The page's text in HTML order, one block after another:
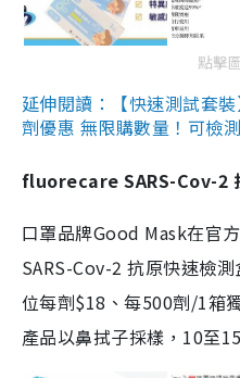
點擊
延伸閱讀：【快速測試套
劑優惠 無限購數量！可檢
fluorecare SARS-Cov-2
口罩品牌Good Mask在官
SARS-Cov-2 抗原快速檢
位每劑$18、每500劑/1箱
產品以鼻拭子採樣，10至